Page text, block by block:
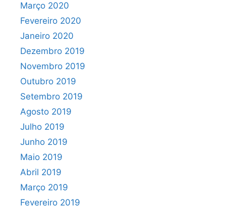
Março 2020
Fevereiro 2020
Janeiro 2020
Dezembro 2019
Novembro 2019
Outubro 2019
Setembro 2019
Agosto 2019
Julho 2019
Junho 2019
Maio 2019
Abril 2019
Março 2019
Fevereiro 2019